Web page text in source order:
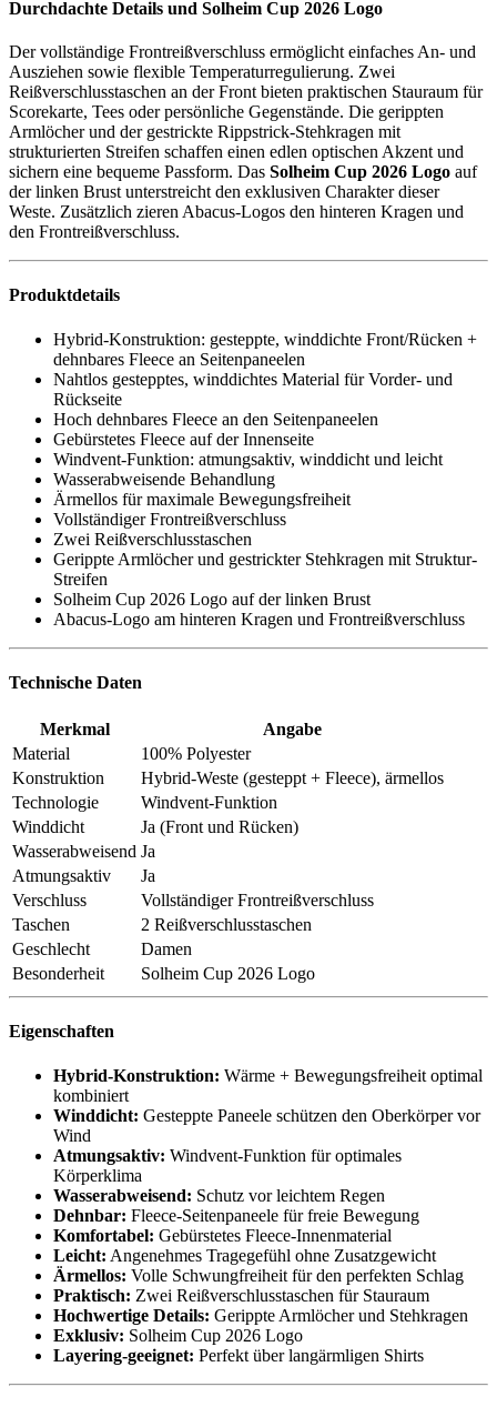
Durchdachte Details und Solheim Cup 2026 Logo
Der vollständige Frontreißverschluss ermöglicht einfaches An- und
Ausziehen sowie flexible Temperaturregulierung. Zwei
Reißverschlusstaschen an der Front bieten praktischen Stauraum für
Scorekarte, Tees oder persönliche Gegenstände. Die gerippten
Armlöcher und der gestrickte Rippstrick-Stehkragen mit
strukturierten Streifen schaffen einen edlen optischen Akzent und
sichern eine bequeme Passform. Das Solheim Cup 2026 Logo auf
der linken Brust unterstreicht den exklusiven Charakter dieser
Weste. Zusätzlich zieren Abacus-Logos den hinteren Kragen und
den Frontreißverschluss.
Produktdetails
Hybrid-Konstruktion: gesteppte, winddichte Front/Rücken +
dehnbares Fleece an Seitenpaneelen
Nahtlos gestepptes, winddichtes Material für Vorder- und
Rückseite
Hoch dehnbares Fleece an den Seitenpaneelen
Gebürstetes Fleece auf der Innenseite
Windvent-Funktion: atmungsaktiv, winddicht und leicht
Wasserabweisende Behandlung
Ärmellos für maximale Bewegungsfreiheit
Vollständiger Frontreißverschluss
Zwei Reißverschlusstaschen
Gerippte Armlöcher und gestrickter Stehkragen mit Struktur-
Streifen
Solheim Cup 2026 Logo auf der linken Brust
Abacus-Logo am hinteren Kragen und Frontreißverschluss
Technische Daten
Merkmal
Angabe
Material
100% Polyester
Konstruktion
Hybrid-Weste (gesteppt + Fleece), ärmellos
Technologie
Windvent-Funktion
Winddicht
Ja (Front und Rücken)
Wasserabweisend Ja
Atmungsaktiv
Ja
Verschluss
Vollständiger Frontreißverschluss
Taschen
2 Reißverschlusstaschen
Geschlecht
Damen
Besonderheit
Solheim Cup 2026 Logo
Eigenschaften
Hybrid-Konstruktion: Wärme + Bewegungsfreiheit optimal
kombiniert
Winddicht: Gesteppte Paneele schützen den Oberkörper vor
Wind
Atmungsaktiv: Windvent-Funktion für optimales
Körperklima
Wasserabweisend: Schutz vor leichtem Regen
Dehnbar: Fleece-Seitenpaneele für freie Bewegung
Komfortabel: Gebürstetes Fleece-Innenmaterial
Leicht: Angenehmes Tragegefühl ohne Zusatzgewicht
Ärmellos: Volle Schwungfreiheit für den perfekten Schlag
Praktisch: Zwei Reißverschlusstaschen für Stauraum
Hochwertige Details: Gerippte Armlöcher und Stehkragen
Exklusiv: Solheim Cup 2026 Logo
Layering-geeignet: Perfekt über langärmligen Shirts